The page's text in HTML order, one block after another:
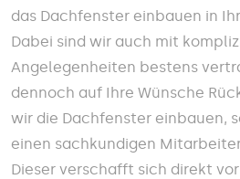
das Dachfenster einbauen in
Dabei sind wir auch mit
Angelegenheiten bestens
dennoch auf Ihre Wünsche
wir die Dachfenster einbauen,
einen sachkundigen
Dieser verschafft sich direkt